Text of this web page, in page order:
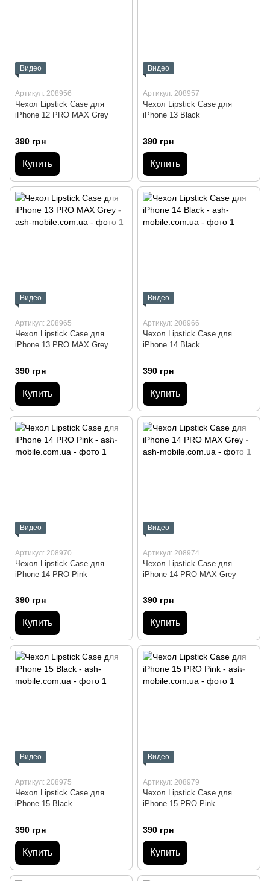
Видео
Артикул: 208956
Чехол Lipstick Case для
iPhone 12 PRO MAX Grey
390 грн
Купить
Видео
Артикул: 208957
Чехол Lipstick Case для
iPhone 13 Black
390 грн
Купить
Видео
Артикул: 208965
Чехол Lipstick Case для
iPhone 13 PRO MAX Grey
390 грн
Купить
Видео
Артикул: 208966
Чехол Lipstick Case для
iPhone 14 Black
390 грн
Купить
Видео
Артикул: 208970
Чехол Lipstick Case для
iPhone 14 PRO Pink
390 грн
Купить
Видео
Артикул: 208974
Чехол Lipstick Case для
iPhone 14 PRO MAX Grey
390 грн
Купить
Видео
Артикул: 208975
Чехол Lipstick Case для
iPhone 15 Black
390 грн
Купить
Видео
Артикул: 208979
Чехол Lipstick Case для
iPhone 15 PRO Pink
390 грн
Купить